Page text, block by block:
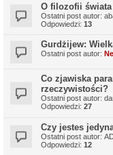
O filozofii świata
Ostatni post autor:
Odpowiedzi: 13
Gurdżijew:
Ostatni post autor:
Co zjawiska
rzeczywistości?
Ostatni post autor:
Odpowiedzi: 27
Czy jestes
Ostatni post autor:
Odpowiedzi: 12